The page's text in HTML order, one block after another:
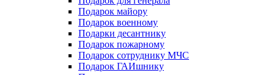
Подарок майору
Подарок военному
Подарки десантнику
Подарок пожарному
Подарок сотруднику МЧС
Подарок ГАИшнику